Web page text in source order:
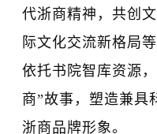
代浙商精神，共创
际文化交流新格局
依托书院智库资源
商”故事，塑造兼具
浙商品牌形象。